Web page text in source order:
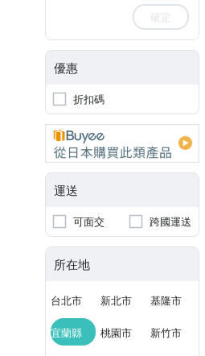
確定
優惠
折扣碼
運送
可面交 跨國運送
所在地
台北市 新北市 基隆市
宜蘭縣 桃園市 新竹市